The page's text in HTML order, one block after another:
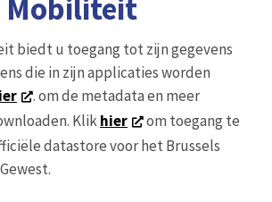
Mobiliteit
biedt u toegang tot zijn gegevens
die in zijn applicaties worden
. om de metadata en meer
Klikhier
om toegang te
datastore voor het Brussels